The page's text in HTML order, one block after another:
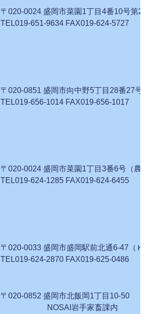
〒020-0024 盛岡市菜園1丁目4番10号第2
TEL019-651-9634 FAX019-624-5727
〒020-0851 盛岡市向中野5丁目
TEL019-656-1014 FAX019-656-1017
〒020-0024 盛岡市菜園1丁目3番6号（
TEL019-624-1285 FAX019-624-6455
〒020-0033 盛岡市盛岡駅前北通6-47（
TEL019-624-2870 FAX019-625-0486
〒020-0852 盛岡市北飯岡1丁目10-50
NOSAI岩手家